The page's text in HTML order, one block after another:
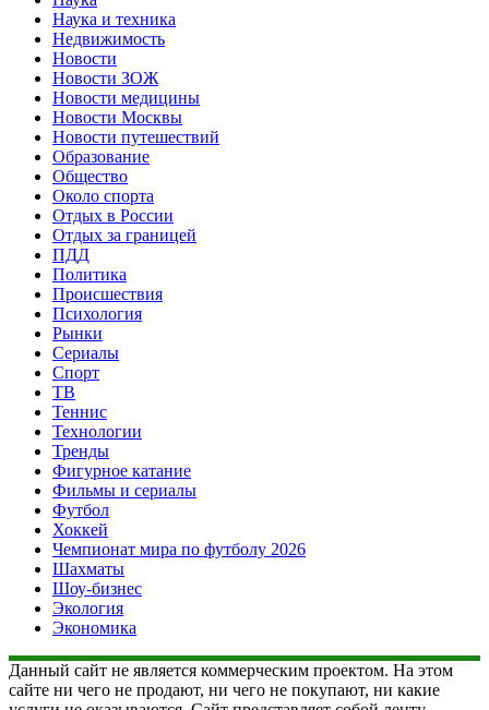
Наука и техника
Недвижимость
Новости
Новости ЗОЖ
Новости медицины
Новости Москвы
Новости путешествий
Образование
Общество
Около спорта
Отдых в России
Отдых за границей
ПДД
Политика
Происшествия
Психология
Рынки
Сериалы
Спорт
ТВ
Теннис
Технологии
Тренды
Фигурное катание
Фильмы и сериалы
Футбол
Хоккей
Чемпионат мира по футболу 2026
Шахматы
Шоу-бизнес
Экология
Экономика
Данный сайт не является коммерческим проектом. На этом
сайте ни чего не продают, ни чего не покупают, ни какие